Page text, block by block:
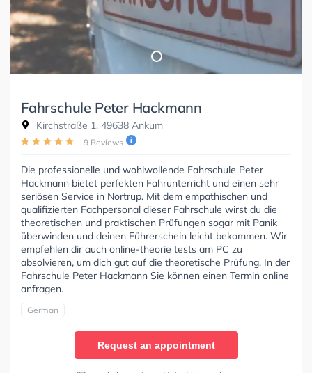
Fahrschule Peter Hackmann
Kirchstraße 1, 49638 Ankum
9 Reviews
Die professionelle und wohlwollende Fahrschule Peter
Hackmann bietet perfekten Fahrunterricht und einen sehr
seriösen Service in Nortrup. Mit dem empathischen und
qualifizierten Fachpersonal dieser Fahrschule wirst du die
theoretischen und praktischen Prüfungen sogar mit Panik
überwinden und deinen Führerschein leicht bekommen. Wir
empfehlen dir auch online-theorie tests am PC zu
absolvieren, um dich gut auf die theoretische Prüfung. In der
Fahrschule Peter Hackmann Sie können einen Termin online
anfragen.
German
Request an appointment